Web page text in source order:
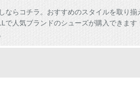
ならコチラ。おすすめのスタイルを取り
で人気ブランドのシューズが購入できま